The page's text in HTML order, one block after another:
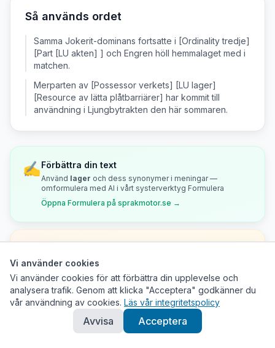
Så används ordet
Samma Jokerit-dominans fortsatte i [Ordinality tredje]
[Part [LU akten] ] och Engren höll hemmalaget med i
matchen.
Merparten av [Possessor verkets] [LU lager]
[Resource av lätta plåtbarriärer] har kommit till
användning i Ljungbytrakten den här sommaren.
✍️Förbättra din text
Använd lager och dess synonymer i meningar —
omformulera med AI i vårt systerverktyg Formulera
Öppna Formulera på sprakmotor.se →
lagermed5bokstäver — ledtrådar och
Öppna Korsord på sprakmotor.se →
Vi använder cookies
Vi använder cookies för att förbättra din upplevelse och
analysera trafik. Genom att klicka "Acceptera" godkänner du
vår användning av cookies. Läs vår integritetspolicy
Avvisa Acceptera